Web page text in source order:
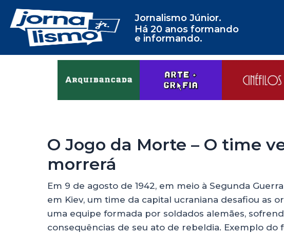
Jornalismo Júnior.
Há 20 anos formando
e informando.
O Jogo da Morte – O time
morrerá
Em 9 de agosto de 1942, em meio à Segunda
em Kiev, um time da capital ucraniana desafiou as
uma equipe formada por soldados alemães,
consequências de seu ato de rebeldia. Exemplo